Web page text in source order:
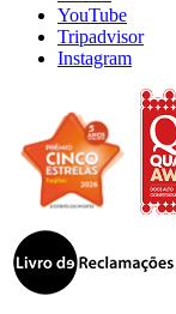
YouTube
Tripadvisor
Instagram